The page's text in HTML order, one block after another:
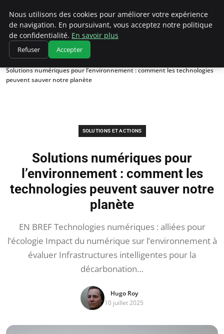
Climatedebtagents
Accueil
Solutions et Actions
Solutions numériques pour l’environnement : comment les technologies
peuvent sauver notre planète
SOLUTIONS ET ACTIONS
Solutions numériques pour
l’environnement : comment les
technologies peuvent sauver notre
planète
EN BREF Technologies numériques : alliées pour
l’écologie Impact du numérique sur l’environnement à
évaluer Infrastructures intelligentes pour la
décarbonation…
Hugo Roy
10 juillet 2025
Nous utilisons des cookies pour améliorer votre expérience
de navigation. En poursuivant, vous acceptez notre politique
de confidentialité. En savoir plus
Refuser Accepter